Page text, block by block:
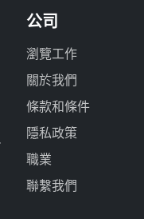
公司
瀏覽工作
關於我們
條款和條件
隱私政策
職業
聯繫我們